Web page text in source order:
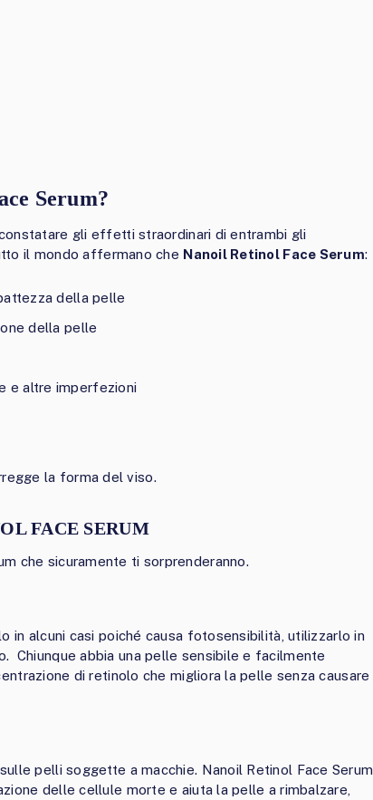
Serum?
gli effetti straordinari di entrambi gli
il mondo affermano che Nanoil Retinol Face Serum:
della pelle
della pelle
e altre imperfezioni
la forma del viso.
FACE SERUM
che sicuramente ti sorprenderanno.
in alcuni casi poiché causa fotosensibilità, utilizzarlo in
Chiunque abbia una pelle sensibile e facilmente
di retinolo che migliora la pelle senza causare
pelli soggette a macchie. Nanoil Retinol Face Serum
delle cellule morte e aiuta la pelle a rimbalzare,